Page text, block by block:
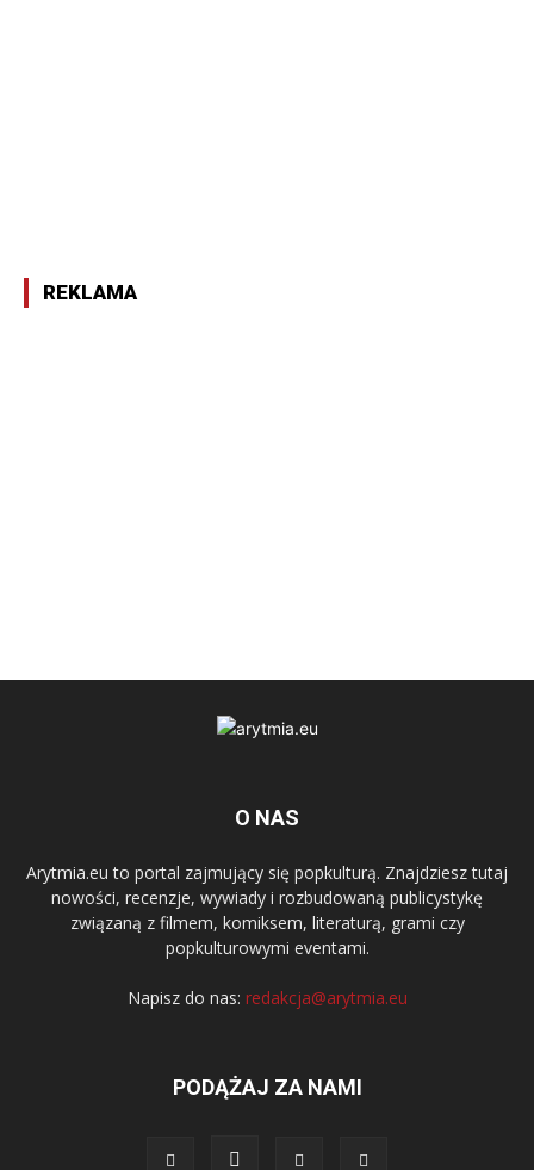
REKLAMA
O NAS
Arytmia.eu to portal zajmujący się popkulturą. Znajdziesz tutaj
nowości, recenzje, wywiady i rozbudowaną publicystykę
związaną z filmem, komiksem, literaturą, grami czy
popkulturowymi eventami.
Napisz do nas: redakcja@arytmia.eu
PODĄŻAJ ZA NAMI